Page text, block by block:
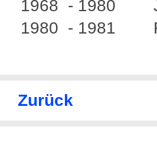
1968 - 1980
1980 - 1981
Zurück